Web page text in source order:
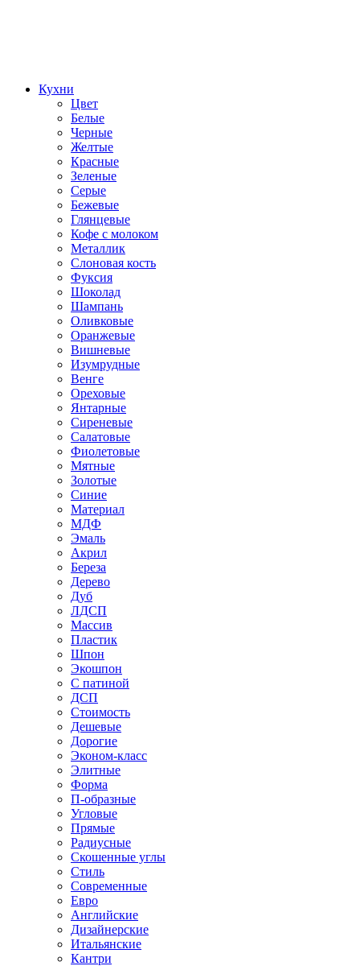
Кухни
Цвет
Белые
Черные
Желтые
Красные
Зеленые
Серые
Бежевые
Глянцевые
Кофе с молоком
Металлик
Слоновая кость
Фуксия
Шоколад
Шампань
Оливковые
Оранжевые
Вишневые
Изумрудные
Венге
Ореховые
Янтарные
Сиреневые
Салатовые
Фиолетовые
Мятные
Золотые
Синие
Материал
МДФ
Эмаль
Акрил
Береза
Дерево
Дуб
ЛДСП
Массив
Пластик
Шпон
Экошпон
С патиной
ДСП
Стоимость
Дешевые
Дорогие
Эконом-класс
Элитные
Форма
П-образные
Угловые
Прямые
Радиусные
Скошенные углы
Стиль
Современные
Евро
Английские
Дизайнерские
Итальянские
Кантри